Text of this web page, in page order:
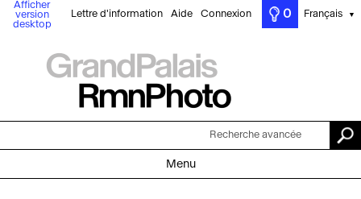
Afficher
version
desktop
Lettre d'information Aide Connexion 0 Français ▼
Recherche avancée
Menu